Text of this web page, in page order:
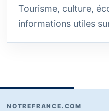
Tourisme, culture,
informations utiles
NOTREFRANCE.COM